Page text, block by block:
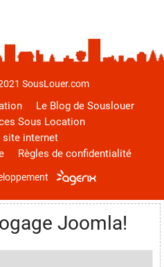
SousLouer.com
Le Blog de Souslouer
Sous Location
site internet
Règles de confidentialité
Joomla!